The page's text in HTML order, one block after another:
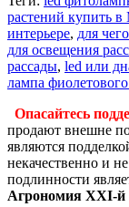
растений купить в
интерьере, для
для освещения
рассады, led или
лампа фиолетового
Опасайтесь
продают внешне
являются
некачественно и
подлинности
Агрономия XXI-й